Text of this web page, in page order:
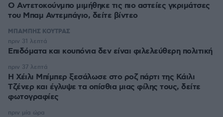
Ο Αντετοκούνμπο μιμήθηκε τις πιο αστείες γκριμάτσες
του Μπαμ Αντεμπάγιο, δείτε βίντεο
ΜΠΑΜΠΗΣ ΚΟΥΤΡΑΣ
Επιδόματα και κουπόνια δεν είναι φιλελεύθερη πολιτική
πριν 31 λεπτά
Η Χέιλι Μπίμπερ ξεσάλωσε στο ροζ πάρτι της Κάιλι
Τζένερ και έγλυψε τα οπίσθια μιας φίλης τους, δείτε
φωτογραφίες
πριν 37 λεπτά
πριν μία ώρα